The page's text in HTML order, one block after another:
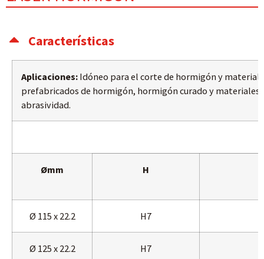
Características
Aplicaciones: Idóneo para el corte de hormigón y
prefabricados de hormigón, hormigón curado y materiales
abrasividad.
Ømm H
Ø 115 x 22.2 H7
Ø 125 x 22.2 H7